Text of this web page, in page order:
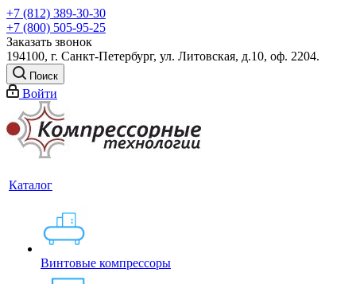
+7 (812) 389-30-30
+7 (800) 505-95-25
Заказать звонок
194100, г. Санкт-Петербург, ул. Литовская, д.10, оф. 2204.
Поиск
Войти
Каталог
Винтовые компрессоры